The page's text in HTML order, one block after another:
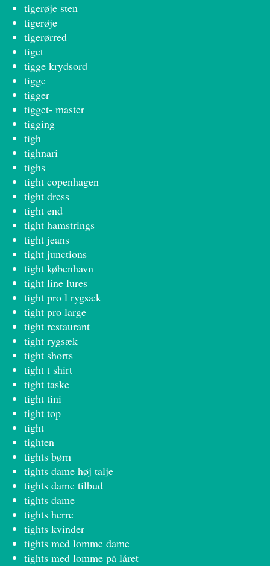
tigerøje sten
tigerøje
tigerørred
tiget
tigge krydsord
tigge
tigger
tigget- master
tigging
tigh
tighnari
tighs
tight copenhagen
tight dress
tight end
tight hamstrings
tight jeans
tight junctions
tight københavn
tight line lures
tight pro l rygsæk
tight pro large
tight restaurant
tight rygsæk
tight shorts
tight t shirt
tight taske
tight tini
tight top
tight
tighten
tights børn
tights dame høj talje
tights dame tilbud
tights dame
tights herre
tights kvinder
tights med lomme dame
tights med lomme på låret